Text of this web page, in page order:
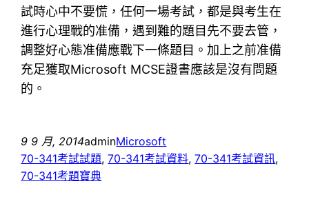
試時心中不要慌，任何一場考試，都是與考生在
進行心理戰的准備，遇到難的題目先不要去管，
調整好心態准備應戰下一條題目。加上之前准備
充足獲取Microsoft MCSE證書應該是沒有問題
的。
9 9 月, 2014adminMicrosoft
70-341考試試題, 70-341考試資料, 70-341考試資訊
70-341考題寶典